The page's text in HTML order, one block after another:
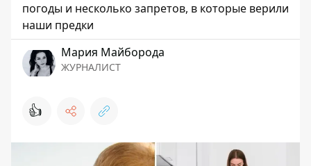
погоды и несколько запретов, в которые верили
наши предки
Мария Майборода
ЖУРНАЛИСТ
👍